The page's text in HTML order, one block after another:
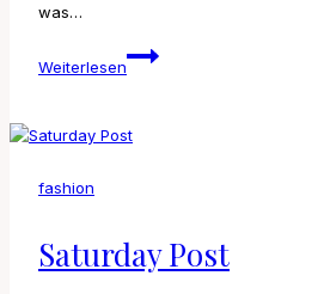
was…
Weiterlesen
Pokémon
Go
fashion
Saturday Post